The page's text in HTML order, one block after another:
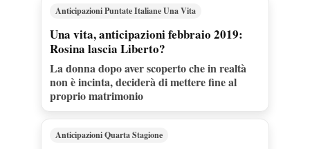
Anticipazioni Puntate Italiane Una Vita
Una vita, anticipazioni febbraio 2019:
Rosina lascia Liberto?
La donna dopo aver scoperto che in realtà
non è incinta, deciderà di mettere fine al
proprio matrimonio
Anticipazioni Quarta Stagione